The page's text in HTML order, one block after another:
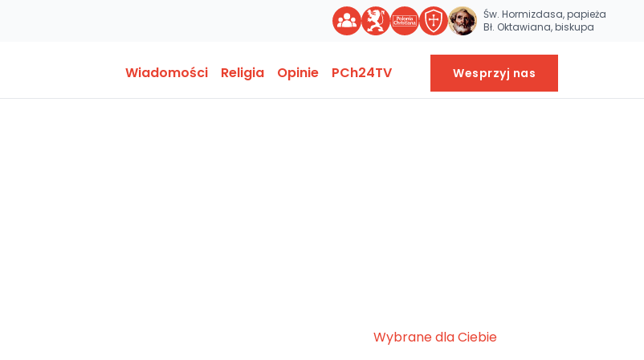
Św. Hormizdasa, papieża
Bł. Oktawiana, biskupa
Wiadomości Religia Opinie PCh24TV Wesprzyj nas
Wybrane dla Ciebie